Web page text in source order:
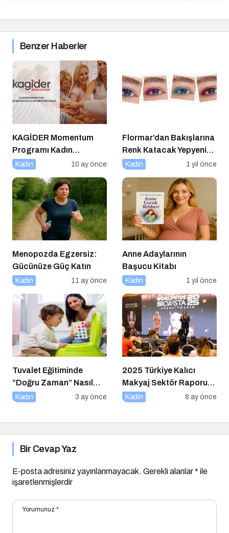
Benzer Haberler
KAGİDER Momentum
Programı Kadın
Girişimcilerin Gücüne
Kadın 10 ay önce
Flormar’dan Bakışlarına
Renk Katacak Yepyeni
Color Treasure Maskara
Kadın 1 yıl önce
Menopozda Egzersiz:
Gücünüze Güç Katın
Kadın 11 ay önce
Anne Adaylarının
Başucu Kitabı
Kadın 1 yıl önce
Tuvalet Eğitiminde
“Doğru Zaman” Nasıl
Anlaşılır?
Kadın 3 ay önce
2025 Türkiye Kalıcı
Makyaj Sektör Raporu
Açıklandı
Kadın 8 ay önce
Bir Cevap Yaz
E-posta adresiniz yayınlanmayacak. Gerekli alanlar* ile
işaretlenmişlerdir
Yorumunuz *